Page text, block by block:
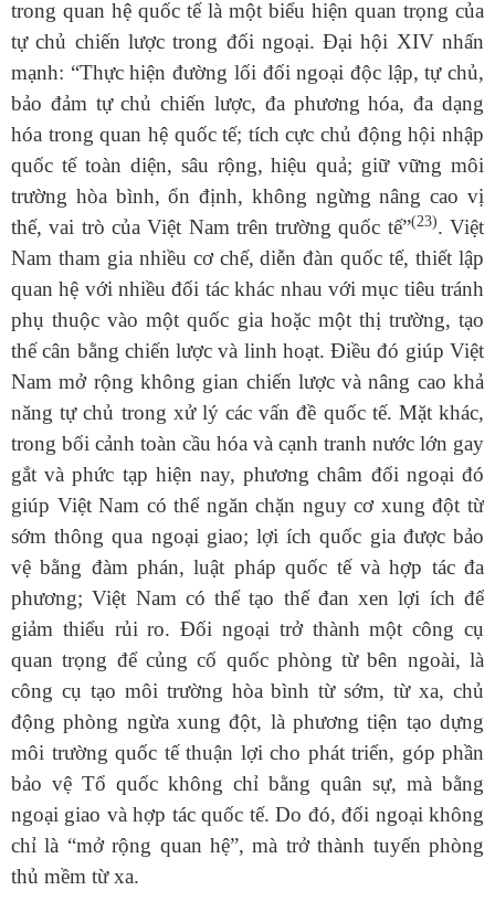
trong quan hệ quốc tế là một biểu hiện quan trọng của
tự chủ chiến lược trong đối ngoại. Đại hội XIV nhấn
mạnh: “Thựchiện đường lối đối ngoại độc lập, tự chủ,
bảo đảm tự chủ chiến lược, đa phương hóa, đa dạng
hóa trong quan hệ quốc tế; tích cực chủ động hội nhập
quốc tế toàn diện, sâu rộng, hiệu quả; giữ vững môi
trường hòa bình, ổn định, không ngừng nâng cao vị
thế, vai trò của Việt Nam trên trường quốc tế”(23).Việt
Nam tham gia nhiều cơ chế, diễn đàn quốc tế, thiết lập
quan hệ với nhiều đối tác khác nhau với mục tiêu tránh
phụ thuộc vào một quốc gia hoặc một thị trường, tạo
thế cân bằng chiến lược và linh hoạt. Điều đó giúp Việt
Nam mở rộng không gian chiến lược và nâng cao khả
năng tự chủ trong xử lý các vấn đề quốc tế. Mặt khác,
trong bối cảnh toàn cầu hóa và cạnh tranh nước lớn gay
gắt và phức tạp hiện nay, phương châm đối ngoại đó
giúp Việt Nam có thể ngăn chặn nguy cơ xung đột từ
sớm thông qua ngoại giao; lợi ích quốc gia được bảo
vệ bằng đàm phán, luật pháp quốc tế và hợp tác đa
phương; Việt Nam có thể tạo thế đan xen lợi ích để
giảm thiểu rủi ro. Đối ngoại trở thành một công cụ
quan trọng để củng cố quốc phòng từ bên ngoài, là
công cụ tạo môi trường hòa bình từ sớm, từ xa, chủ
động phòng ngừa xung đột, là phương tiện tạo dựng
môi trường quốc tế thuận lợi cho phát triển, góp phần
bảo vệ Tổ quốc không chỉ bằng quân sự, mà bằng
ngoại giao và hợp tác quốc tế. Do đó, đối ngoại không
chỉ là “mở rộng quan hệ”, mà trở thành tuyến phòng
thủ mềm từ xa.